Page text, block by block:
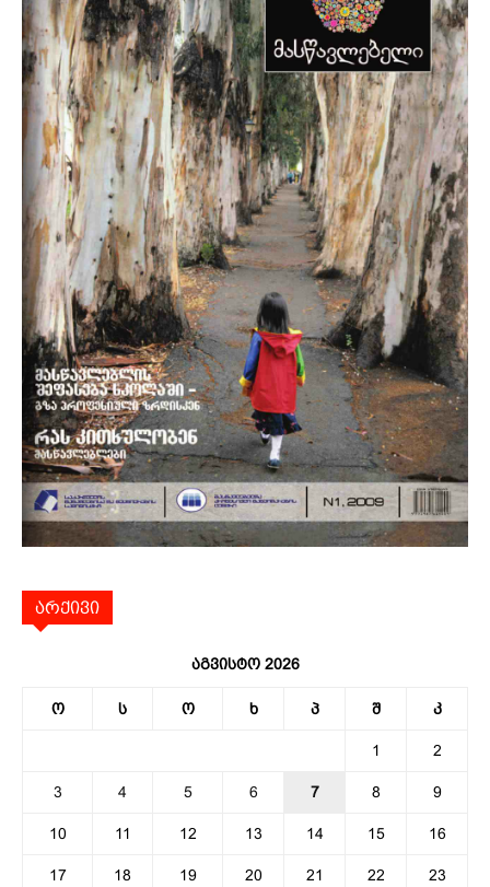
არქივი
აგვისტო 2026
ო ს ო ხ პ შ კ
1 2
3 4 5 6 7 8 9
10 11 12 13 14 15 16
17 18 19 20 21 22 23